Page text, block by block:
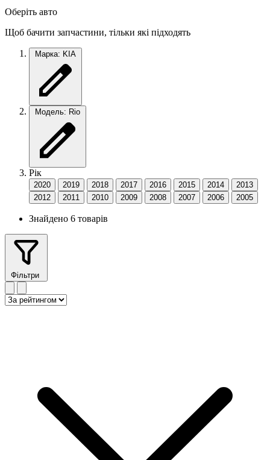
Оберіть авто
Щоб бачити запчастини, тільки які підходять
Марка: KIA
Модель: Rio
Рік
2020 2019 2018 2017 2016 2015 2014
2013
2012
2011 2010 2009 2008 2007 2006 2005
Знайдено 6 товарів
Фільтри